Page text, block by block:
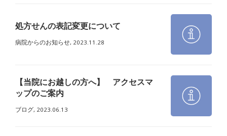
処方せんの表記変更について
病院からのお知らせ, 2023.11.28
【当院にお越しの方へ】 アクセスマ
ップのご案内
ブログ, 2023.06.13